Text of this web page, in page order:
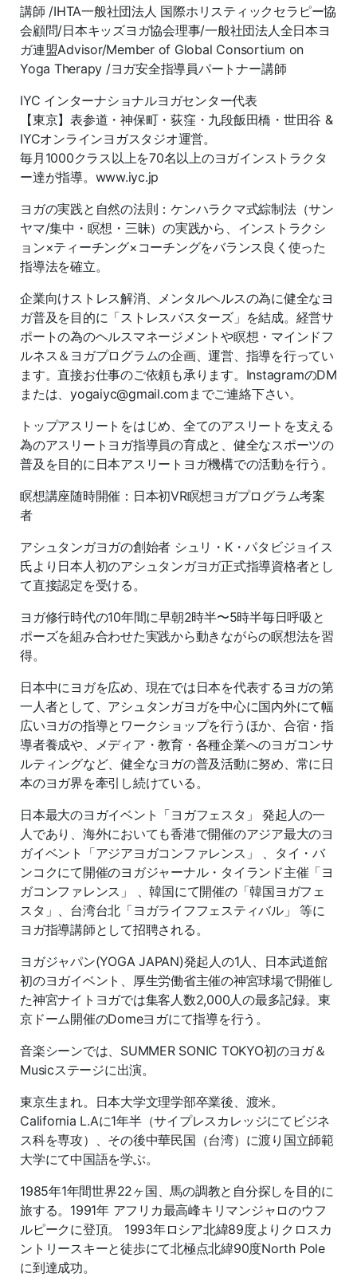
講師 /IHTA一般社団法人 国際ホリスティックセラピー協
会顧問/日本キッズヨガ協会理事/一般社団法人全日本ヨ
ガ連盟Advisor/Member of Global Consortium on
Yoga Therapy /ヨガ安全指導員パートナー講師
IYC インターナショナルヨガセンター代表
【東京】表参道・神保町・荻窪・九段飯田橋・世田谷 &
IYCオンラインヨガスタジオ運営。
毎月1000クラス以上を70名以上のヨガインストラクタ
ー達が指導。www.iyc.jp
ヨガの実践と自然の法則：ケンハラクマ式綜制法（サン
ヤマ/集中・瞑想・三昧）の実践から、インストラクシ
ョン×ティーチング×コーチングをバランス良く使った
指導法を確立。
企業向けストレス解消、メンタルヘルスの為に健全なヨ
ガ普及を目的に「ストレスバスターズ」を結成。経営サ
ポートの為のヘルスマネージメントや瞑想・マインドフ
ルネス＆ヨガプログラムの企画、運営、指導を行ってい
ます。直接お仕事のご依頼も承ります。InstagramのDM
または、yogaiyc@gmail.comまでご連絡下さい。
トップアスリートをはじめ、全てのアスリートを支える
為のアスリートヨガ指導員の育成と、健全なスポーツの
普及を目的に日本アスリートヨガ機構での活動を行う。
瞑想講座随時開催：日本初VR瞑想ヨガプログラム考案
者
アシュタンガヨガの創始者 シュリ・K・パタビジョイス
氏より日本人初のアシュタンガヨガ正式指導資格者とし
て直接認定を受ける。
ヨガ修行時代の10年間に早朝2時半〜5時半毎日呼吸と
ポーズを組み合わせた実践から動きながらの瞑想法を習
得。
日本中にヨガを広め、現在では日本を代表するヨガの第
一人者として、アシュタンガヨガを中心に国内外にて幅
広いヨガの指導とワークショップを行うほか、合宿・指
導者養成や、メディア・教育・各種企業へのヨガコンサ
ルティングなど、健全なヨガの普及活動に努め、常に日
本のヨガ界を牽引し続けている。
日本最大のヨガイベント「ヨガフェスタ」 発起人の一
人であり、海外においても香港で開催のアジア最大のヨ
ガイベント「アジアヨガコンファレンス」 、タイ・バ
ンコクにて開催のヨガジャーナル・タイランド主催「ヨ
ガコンファレンス」 、韓国にて開催の「韓国ヨガフェ
スタ」、台湾台北「ヨガライフフェスティバル」 等に
ヨガ指導講師として招聘される。
ヨガジャパン(YOGA JAPAN)発起人の1人、日本武道館
初のヨガイベント、厚生労働省主催の神宮球場で開催し
た神宮ナイトヨガでは集客人数2,000人の最多記録。東
京ドーム開催のDomeヨガにて指導を行う。
音楽シーンでは、SUMMER SONIC TOKYO初のヨガ＆
Musicステージに出演。
東京生まれ。日本大学文理学部卒業後、渡米。
California L.Aに1年半（サイプレスカレッジにてビジネ
ス科を専攻）、その後中華民国（台湾）に渡り国立師範
大学にて中国語を学ぶ。
1985年1年間世界22ヶ国、馬の調教と自分探しを目的に
旅する。1991年 アフリカ最高峰キリマンジャロのウフ
ルピークに登頂。 1993年ロシア北緯89度よりクロスカ
ントリースキーと徒歩にて北極点北緯90度North Pole
に到達成功。